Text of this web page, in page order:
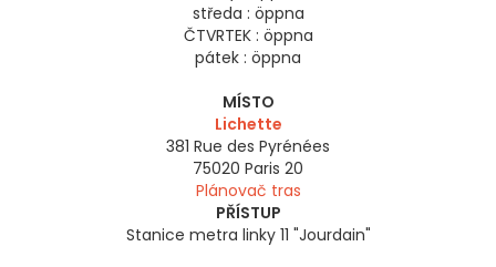
středa : öppna
ČTVRTEK : öppna
pátek : öppna
MÍSTO
Lichette
381 Rue des Pyrénées
75020 Paris 20
Plánovač tras
PŘÍSTUP
Stanice metra linky 11 "Jourdain"